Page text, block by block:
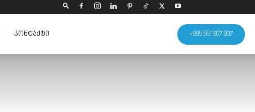
+995 551 907 907
ᲙᲝᲜᲢᲐᲥᲢᲘ